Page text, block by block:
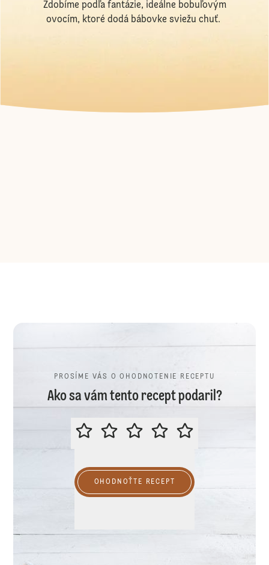
Zdobíme podľa fantázie, ideálne bobuľovým
ovocím, ktoré dodá bábovke sviežu chuť.
PROSÍME VÁS O OHODNOTENIE RECEPTU
Ako sa vám tento recept podaril?
PROSÍME VÁS O OHODNOTENIE
OHODNOŤTE RECEPT